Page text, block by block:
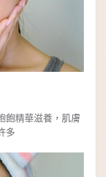
飽精華滋養，肌膚
多